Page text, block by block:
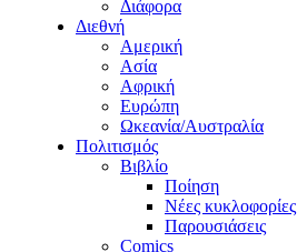
Διάφορα
Διεθνή
Αμερική
Ασία
Αφρική
Ευρώπη
Ωκεανία/Αυστραλία
Πολιτισμός
Βιβλίο
Ποίηση
Νέες κυκλοφορίες
Παρουσιάσεις
Comics